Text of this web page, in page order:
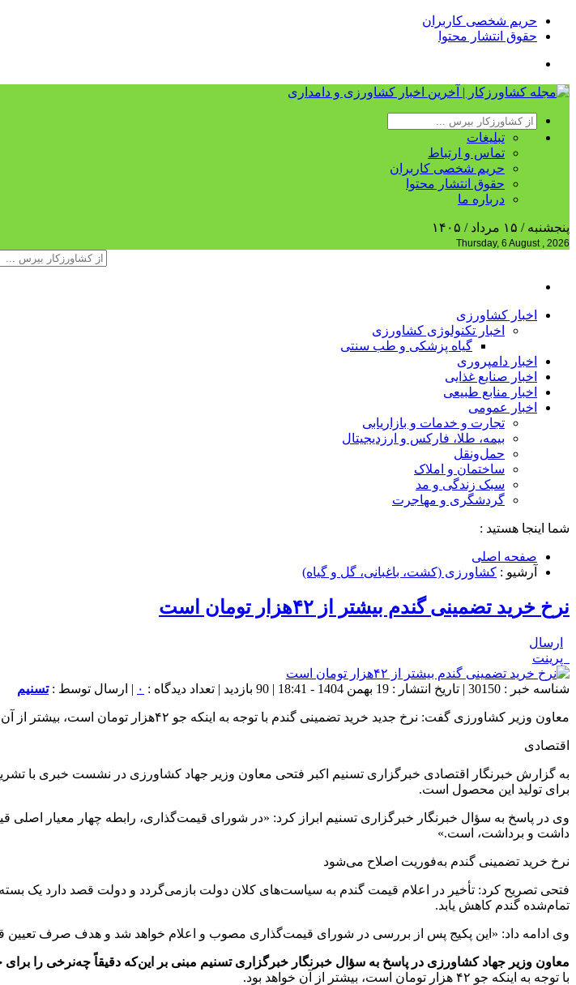
حریم شخصی کاربران
حقوق انتشار محتوا
تبلیغات
تماس و ارتباط
حریم شخصی کاربران
حقوق انتشار محتوا
درباره ما
پنجشنبه / ۱۵ مرداد / ۱۴۰۵
Thursday, 6 August , 2026
اخبار کشاورزی
اخبار تکنولوژی کشاورزی
گیاه پزشکی و طب سنتی
اخبار دامپروری
اخبار صنایع غذایی
اخبار منابع طبیعی
اخبار عمومی
تجارت و خدمات و بازاریابی
بیمه، طلا، فارکس و ارزدیجیتال
حمل‌و‌نقل
ساختمان و املاک
سبک زندگی و مد
گردشگری و مهاجرت
شما اینجا هستید :
صفحه اصلی
آرشیو : کشاورزی (کشت، باغبانی، گل و گیاه)
نرخ خرید تضمینی گندم بیشتر از ۴۲هزار تومان است
ارسال
پرینت
شناسه خبر : 30150 | تاریخ انتشار : 19 بهمن 1404 - 18:41 | 90 بازدید | تعداد دیدگاه : ۰ | ارسال توسط :تسنیم
معاون وزیر کشاورزی گفت: نرخ جدید خرید تضمینی گندم با توجه به اینکه جو ۴۲هزار تومان است، بیشتر از آن خواهد بود.
اقتصادی
به گزارش خبرنگار اقتصادی خبرگزاری تسنیم اکبر فتحی معاون وزیر جهاد کشاورزی در نشست خبری با
برای تولید این محصول است.
وی در پاسخ به سؤال خبرنگار خبرگزاری تسنیم ابراز کرد: «در شورای قیمت‌گذاری، رابطه چهار معیار
داشت و برداشت، است.»
نرخ خرید تضمینی گندم به‌فوریت اصلاح می‌شود
فتحی تصریح کرد: تأخیر در اعلام قیمت گندم به سیاست‌های کلان دولت بازمی‌گردد و دولت قصد دارد یک بسته
تمام‌شده گندم کاهش یابد.
وی ادامه داد: «این پکیج پس از بررسی در شورای قیمت‌گذاری مصوب و اعلام خواهد شد و هدف صرف تعیین
معاون وزیر جهاد کشاورزی در پاسخ به سؤال خبرنگار خبرگزاری تسنیم مبنی بر این‌که دقیقاً چه‌نرخی را
با توجه به اینکه جو ۴۲ هزار تومان است، بیشتر از آن خواهد بود.